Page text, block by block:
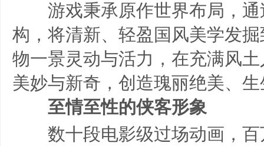
游戏秉承原作世界布局，通
构，将清新、轻盈国风美学发
物一景灵动与活力，在充满风
美妙与新奇，创造瑰丽绝美、
至情至性的侠客形象
数十段电影级过场动画，百